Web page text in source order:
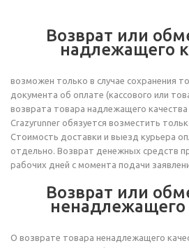
Возврат или
надлежащего
возможен только в случае сохранения
документа об оплате (кассового или
возврата товара надлежащего
Crazyrunner обязуется возместить
Стоимость доставки и выезд курьера
отдельно. Возврат денежных средств
рабочих дней с момента подачи
Возврат или
ненадлежащего
О возврате товара ненадлежащего